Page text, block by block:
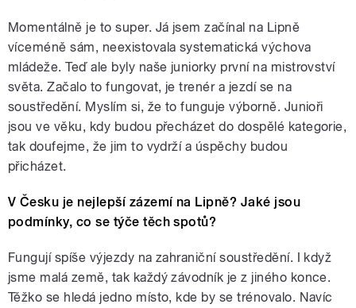
Momentálně je to super. Já jsem začínal na Lipně
víceméně sám, neexistovala systematická výchova
mládeže. Teď ale byly naše juniorky první na mistrovství
světa. Začalo to fungovat, je trenér a jezdí se na
soustředění. Myslím si, že to funguje výborně. Junioři
jsou ve věku, kdy budou přecházet do dospělé kategorie,
tak doufejme, že jim to vydrží a úspěchy budou
přicházet.
V Česku je nejlepší zázemí na Lipně? Jaké jsou
podmínky, co se týče těch spotů?
Fungují spíše výjezdy na zahraniční soustředění. I když
jsme malá země, tak každý závodník je z jiného konce.
Těžko se hledá jedno místo, kde by se trénovalo. Navíc